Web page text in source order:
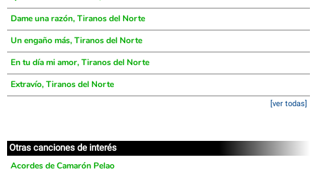
Dame una razón, Tiranos del Norte
Un engaño más, Tiranos del Norte
En tu día mi amor, Tiranos del Norte
Extravío, Tiranos del Norte
[ver todas]
Otras canciones de interés
Acordes de Camarón Pelao